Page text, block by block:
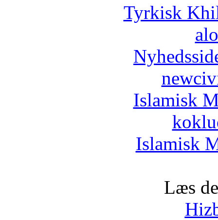
Tyrkisk
Islamisk
Islamisk
Læs